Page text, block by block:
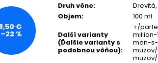
Druh vône:
Objem:
100 ml
Další varianty
(Ďalšie varianty s
podobnou vôňou):
+/
men-
€
–22 %